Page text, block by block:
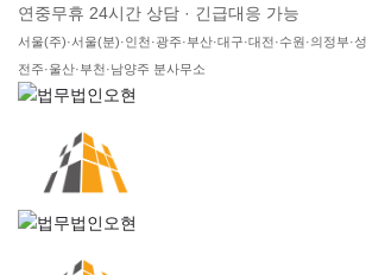
연중무휴 24시간 상담 · 긴급대응 가능
서울(주)·서울(분)·인천·광주·부산·대구·대전·수원·의정부·
전주·울산·부천·남양주 분사무소